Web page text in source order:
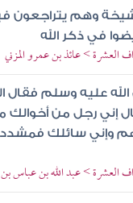
وهم يتراجعون
في ذكر الله
العشرة > عائذ بن عمرو المزني
الله عليه وسلم فقال
إني رجل من أخوالك
وإني سائلك
العشرة > عبد الله بن